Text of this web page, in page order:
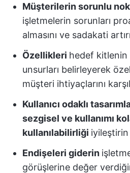
Müşterilerin sorunlu
işletmelerin sorunları
almasını ve sadakati
Özellikleri hedef kitlenin
unsurları belirleyerek
müşteri ihtiyaçlarını
Kullanıcı odaklı
sezgisel ve kullanımı
kullanılabilirliği iyileştirin
Endişeleri giderin
görüşlerine değer